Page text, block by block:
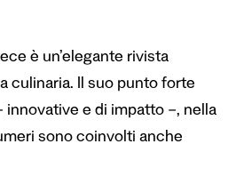
è un’elegante rivista
culinaria. Il suo punto forte
e di impatto –, nella
sono coinvolti anche